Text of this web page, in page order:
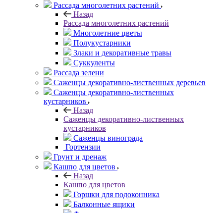
Рассада многолетних растений
Назад
Рассада многолетних растений
Многолетние цветы
Полукустарники
Злаки и декоративные травы
Суккуленты
Рассада зелени
Саженцы декоративно-лиственных деревьев
Саженцы декоративно-лиственных
кустарников
Назад
Саженцы декоративно-лиственных
кустарников
Саженцы винограда
Гортензии
Грунт и дренаж
Кашпо для цветов
Назад
Кашпо для цветов
Горшки для подоконника
Балконные ящики